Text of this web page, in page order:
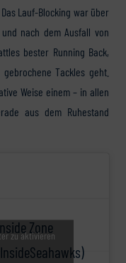
Lauf-Blocking war über
nach dem Ausfall von
bester Running Back,
Tackles geht.
Weise einem – in allen
aus dem Ruhestand
Zone
zu aktivieren